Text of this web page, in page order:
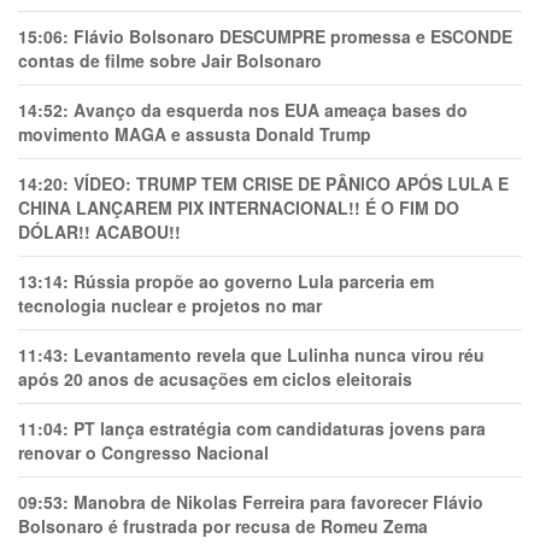
15:06: Flávio Bolsonaro DESCUMPRE promessa e ESCONDE
contas de filme sobre Jair Bolsonaro
14:52: Avanço da esquerda nos EUA ameaça bases do
movimento MAGA e assusta Donald Trump
14:20: VÍDEO: TRUMP TEM CRlSE DE PÂNlCO APÓS LULA E
CHINA LANÇAREM PIX INTERNACIONAL!! É O FIM DO
DÓLAR!! ACABOU!!
13:14: Rússia propõe ao governo Lula parceria em
tecnologia nuclear e projetos no mar
11:43: Levantamento revela que Lulinha nunca virou réu
após 20 anos de acusações em ciclos eleitorais
11:04: PT lança estratégia com candidaturas jovens para
renovar o Congresso Nacional
09:53: Manobra de Nikolas Ferreira para favorecer Flávio
Bolsonaro é frustrada por recusa de Romeu Zema